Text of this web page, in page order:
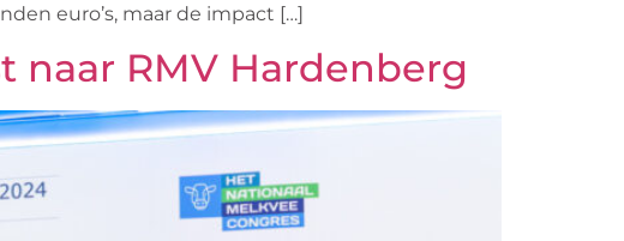
euro’s, maar de impact […]
naar RMV Hardenberg